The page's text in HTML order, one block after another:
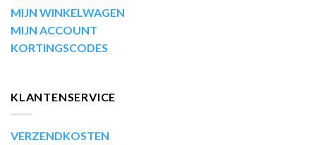
MIJN WINKELWAGEN
MIJN ACCOUNT
KORTINGSCODES
KLANTENSERVICE
VERZENDKOSTEN